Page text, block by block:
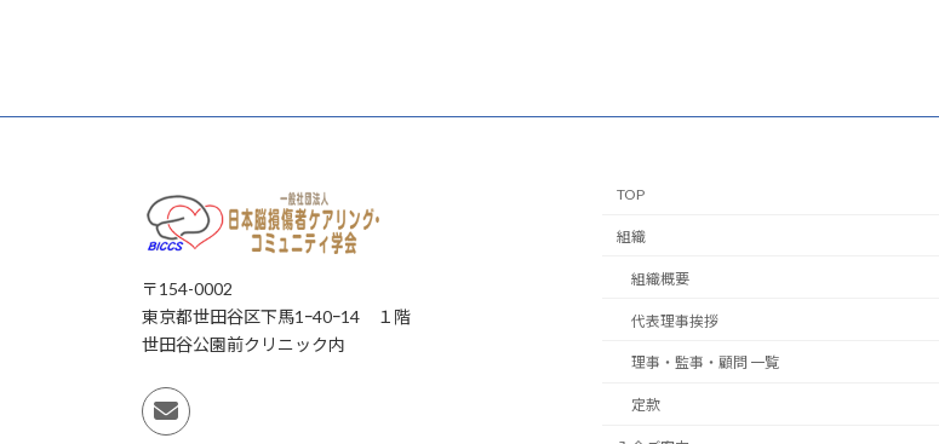
〒154-0002
東京都世田谷区下馬1ｰ40ｰ14 １階
世田谷公園前クリニック内
TOP
組織
組織概要
代表理事挨拶
理事・監事・顧問 一覧
定款